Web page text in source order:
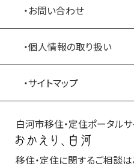
白河市移住・定住ポータルサ
移住・定住に関するご相談は
・お問い合わせ
・個人情報の取り扱い
・サイトマップ